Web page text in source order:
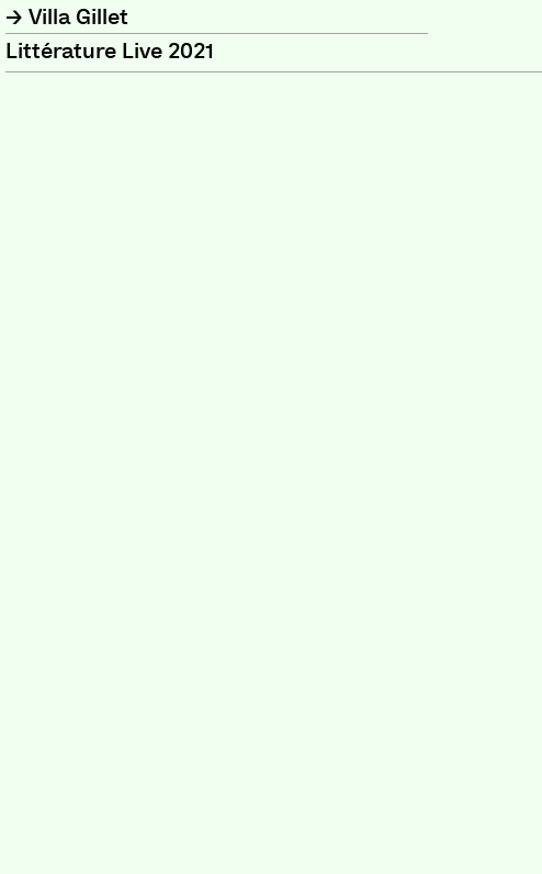
Villa Gillet
Littérature Live 2021